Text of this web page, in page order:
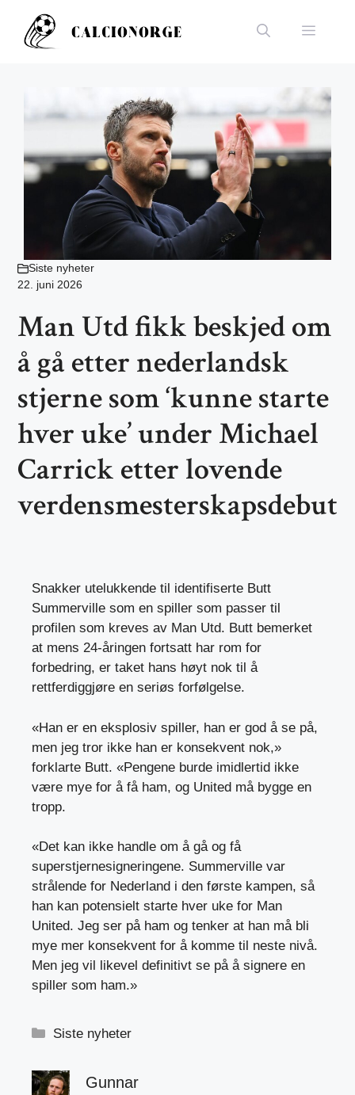
innhold
Meny
Siste nyheter
22. juni 2026
Man Utd fikk beskjed om
å gå etter nederlandsk
stjerne som ‘kunne starte
hver uke’ under Michael
Carrick etter lovende
verdensmesterskapsdebut
Snakker utelukkende til identifiserte Butt
Summerville som en spiller som passer til
profilen som kreves av Man Utd. Butt bemerket
at mens 24-åringen fortsatt har rom for
forbedring, er taket hans høyt nok til å
rettferdiggjøre en seriøs forfølgelse.
«Han er en eksplosiv spiller, han er god å se på,
men jeg tror ikke han er konsekvent nok,»
forklarte Butt. «Pengene burde imidlertid ikke
være mye for å få ham, og United må bygge en
tropp.
«Det kan ikke handle om å gå og få
superstjernesigneringene. Summerville var
strålende for Nederland i den første kampen, så
han kan potensielt starte hver uke for Man
United. Jeg ser på ham og tenker at han må bli
mye mer konsekvent for å komme til neste nivå.
Men jeg vil likevel definitivt se på å signere en
spiller som ham.»
Kategorier
Siste nyheter
Gunnar